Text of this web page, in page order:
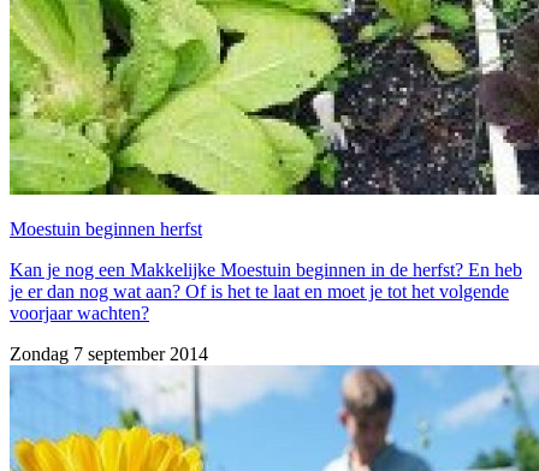
Moestuin beginnen herfst
Kan je nog een Makkelijke Moestuin beginnen in de herfst? En heb
je er dan nog wat aan? Of is het te laat en moet je tot het volgende
voorjaar wachten?
Zondag 7 september 2014